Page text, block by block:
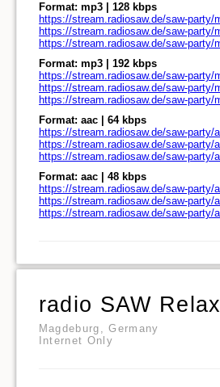
Format: mp3 | 128 kbps
Format: mp3 | 192 kbps
Format: aac | 64 kbps
Format: aac | 48 kbps
radio SAW Relax
Magdeburg, Germany
Internet Only